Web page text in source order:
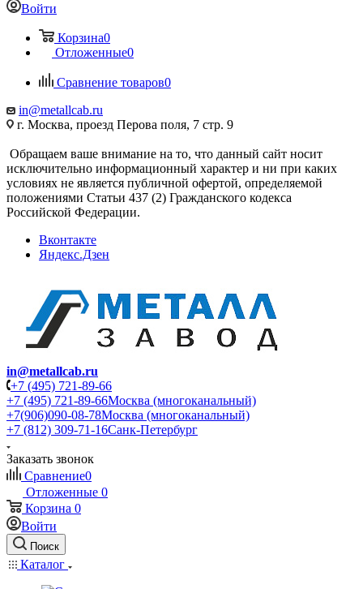
Войти
Корзина0
Отложенные0
Сравнение товаров0
in@metallcab.ru
г. Москва, проезд Перова поля, 7 стр. 9
Обращаем ваше внимание на то, что данный сайт носит
исключительно информационный характер и ни при каких
условиях не является публичной офертой, определяемой
положениями Статьи 437 (2) Гражданского кодекса
Российской Федерации.
Вконтакте
Яндекс.Дзен
in@metallcab.ru
+7 (495) 721-89-66
+7 (495) 721-89-66Москва (многоканальный)
+7(906)090-08-78Москва (многоканальный)
+7 (812) 309-71-16Санк-Петербург
Заказать звонок
Сравнение0
Отложенные 0
Корзина 0
Войти
Поиск
Каталог